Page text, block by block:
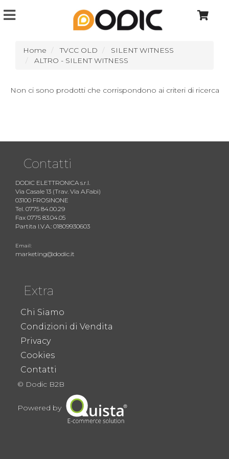
Home TVCC OLD
SILENT WITNESS
ALTRO - SILENT WITNESS
Non ci sono prodotti che corrispondono ai criteri di ricerca
Contatti
DODIC ELETTRONICA s.r.l.
Via Casale 13 (Trav. Via A.Fabi)
03100 FROSINONE
Tel. 0775 84.00.29
Fax 0775 83.04.05
Partita I.V.A.: 01809930603
Email:
marketing@dodic.it
Extra
Chi Siamo
Condizioni di Vendita
Privacy
Cookies
Contatti
© Dodic B2B
Powered by